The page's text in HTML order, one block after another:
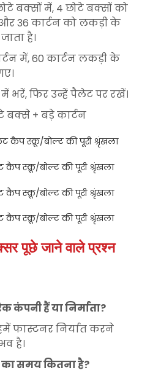
बक्सों में, 4 छोटे बक्सों को
36 कार्टन को लकड़ी के
है।
में, 60 कार्टन लकड़ी के
में भरें, फिर उन्हें पैलेट पर रखें।
बक्से + बड़े कार्टन
पूछे जाने वाले प्रश्न
कंपनी हैं या निर्माता?
फास्टनर निर्यात करने
है।
का समय कितना है?